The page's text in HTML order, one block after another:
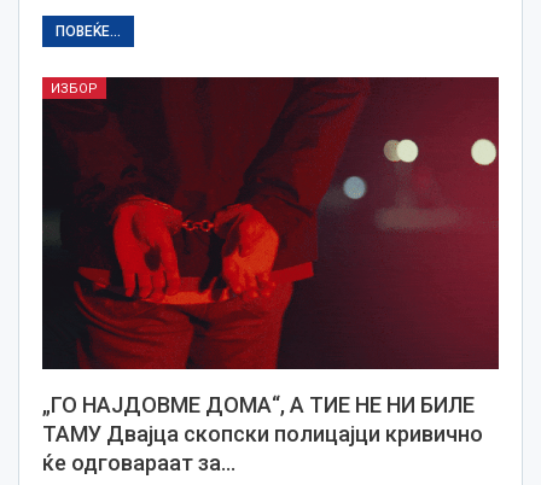
ПОВЕЌЕ...
ИЗБОР
„ГО НАЈДОВМЕ ДОМА“, А ТИЕ НЕ НИ БИЛЕ
ТАМУ Двајца скопски полицајци кривично
ќе одговараат за…